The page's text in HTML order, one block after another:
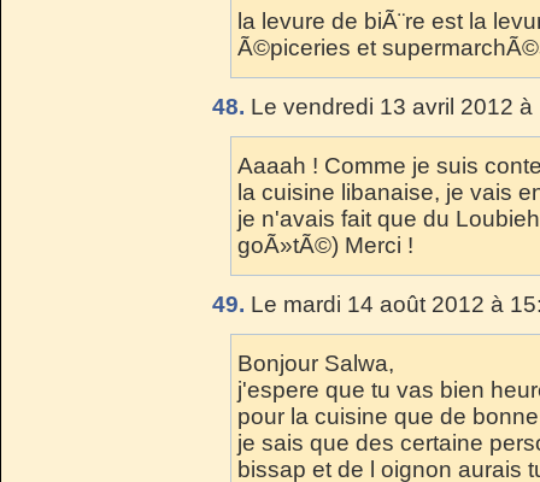
la levure de biÃ¨re est la
Ã©piceries et
48. Le vendredi 13 avril 2012
Aaaah ! Comme je suis
la cuisine libanaise, je vais
je n'avais fait que du
goÃ»tÃ©) Merci !
49. Le mardi 14 août 2012 à
Bonjour Salwa,
j'espere que tu vas bien
pour la cuisine que de
je sais que des certaine
bissap et de l oignon aurais